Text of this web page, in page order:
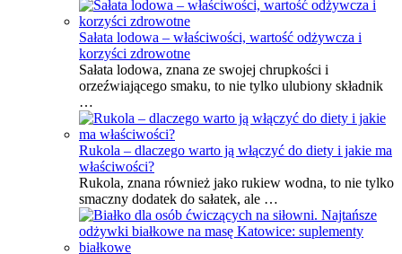
Sałata lodowa – właściwości, wartość odżywcza i
korzyści zdrowotne
Sałata lodowa, znana ze swojej chrupkości i
orzeźwiającego smaku, to nie tylko ulubiony składnik
…
Rukola – dlaczego warto ją włączyć do diety i jakie ma
właściwości?
Rukola, znana również jako rukiew wodna, to nie tylko
smaczny dodatek do sałatek, ale …